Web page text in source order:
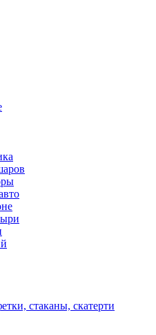
стаканы, скатерти